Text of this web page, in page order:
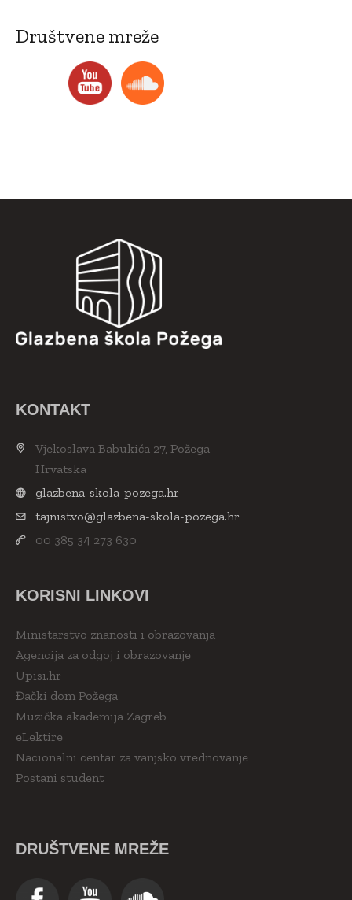
Društvene mreže
KONTAKT
Vjekoslava Babukića 27, Požega
Hrvatska
glazbena-skola-pozega.hr
tajnistvo@glazbena-skola-pozega.hr
00 385 34 273 630
KORISNI LINKOVI
Ministarstvo znanosti i obrazovanja
Agencija za odgoj i obrazovanje
Upisi.hr
Đački dom Požega
Muzička akademija Zagreb
eLektire
Nacionalni centar za vanjsko vrednovanje
Postani student
DRUŠTVENE MREŽE